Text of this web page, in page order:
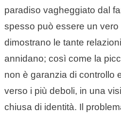
paradiso vagheggiato dal
spesso può essere un vero
dimostrano le tante
annidano; così come la
non è garanzia di controllo
verso i più deboli, in una
chiusa di identità. Il